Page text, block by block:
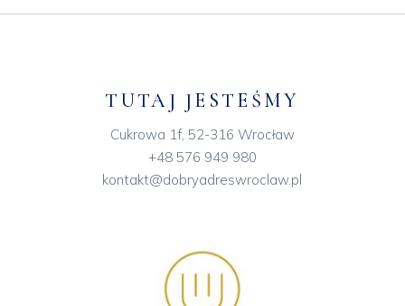
TUTAJ JESTEŚMY
Cukrowa 1f, 52-316 Wrocław
+48 576 949 980
kontakt@dobryadreswroclaw.pl